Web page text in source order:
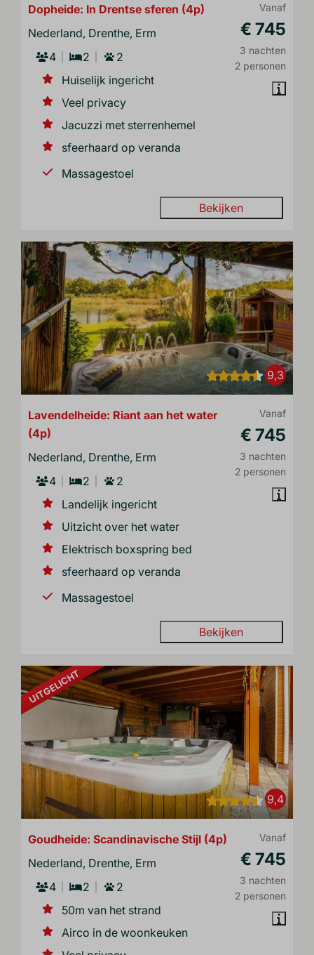
Vanaf
€ 745
3 nachten
2 personen
Dopheide: In Drentse sferen (4p)
Nederland, Drenthe, Erm
4
2
2
Huiselijk ingericht
Veel privacy
Jacuzzi met sterrenhemel
sfeerhaard op veranda
Massagestoel
Bekijken
9,3
Vanaf
€ 745
3 nachten
2 personen
Lavendelheide: Riant aan het water
(4p)
Nederland, Drenthe, Erm
4
2
2
Landelijk ingericht
Uitzicht over het water
Elektrisch boxspring bed
sfeerhaard op veranda
Massagestoel
Bekijken
UITGELICHT
9,4
Vanaf
€ 745
3 nachten
2 personen
Goudheide: Scandinavische Stijl (4p)
Nederland, Drenthe, Erm
4
2
2
50m van het strand
Airco in de woonkeuken